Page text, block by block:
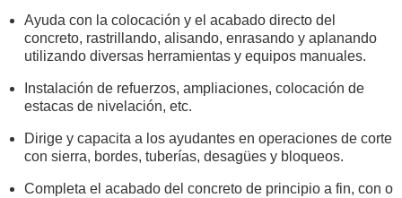
Ayuda con la colocación y el acabado directo del
concreto, rastrillando, alisando, enrasando y aplanando
utilizando diversas herramientas y equipos manuales.
Instalación de refuerzos, ampliaciones, colocación de
estacas de nivelación, etc.
Dirige y capacita a los ayudantes en operaciones de corte
con sierra, bordes, tuberías, desagües y bloqueos.
Completa el acabado del concreto de principio a fin, con o